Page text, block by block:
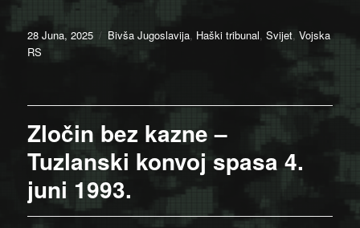
Posted
on
28 Juna, 2025 Categories
Bivša Jugoslavija, Haški tribunal,Svijet,Vojska
RS
Zločin bez kazne –
Tuzlanski konvoj spasa 4.
juni 1993.